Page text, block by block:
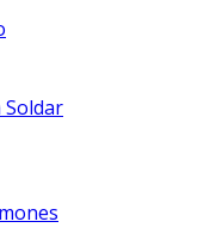
Soldar